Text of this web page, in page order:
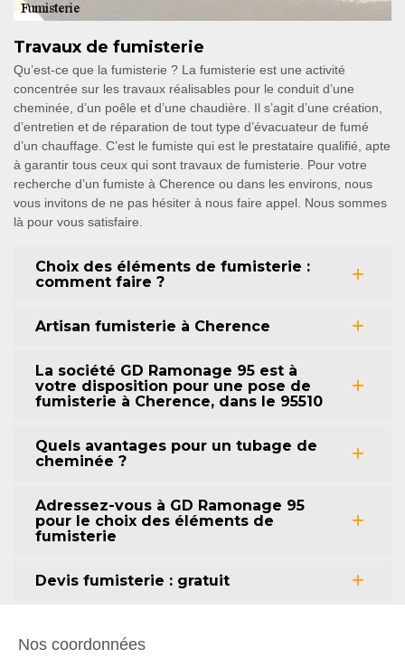
Travaux de fumisterie
Qu’est-ce que la fumisterie ? La fumisterie est une activité
concentrée sur les travaux réalisables pour le conduit d’une
cheminée, d’un poêle et d’une chaudière. Il s’agit d’une création,
d’entretien et de réparation de tout type d’évacuateur de fumé
d’un chauffage. C’est le fumiste qui est le prestataire qualifié, apte
à garantir tous ceux qui sont travaux de fumisterie. Pour votre
recherche d’un fumiste à Cherence ou dans les environs, nous
vous invitons de ne pas hésiter à nous faire appel. Nous sommes
là pour vous satisfaire.
Choix des éléments de fumisterie :
comment faire ?
Artisan fumisterie à Cherence
La société GD Ramonage 95 est à
votre disposition pour une pose de
fumisterie à Cherence, dans le 95510
Quels avantages pour un tubage de
cheminée ?
Adressez-vous à GD Ramonage 95
pour le choix des éléments de
fumisterie
Devis fumisterie : gratuit
Nos coordonnées